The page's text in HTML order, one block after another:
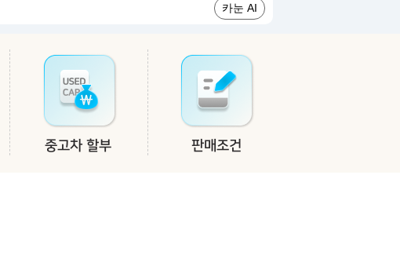
카눈 AI
중고차 할부 판매조건